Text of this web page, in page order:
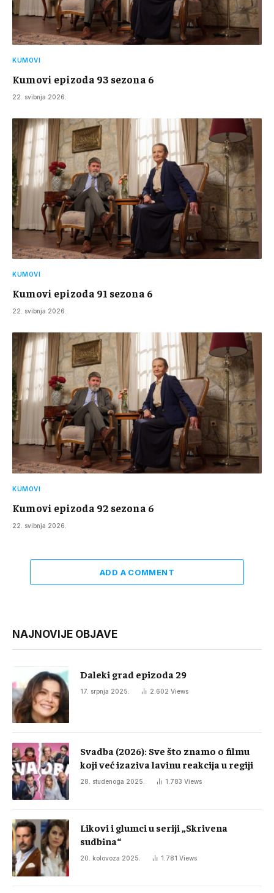
KUMOVI
Kumovi epizoda 93 sezona 6
22. svibnja 2026.
KUMOVI
Kumovi epizoda 91 sezona 6
22. svibnja 2026.
KUMOVI
Kumovi epizoda 92 sezona 6
22. svibnja 2026.
ADD A COMMENT
NAJNOVIJE OBJAVE
Daleki grad epizoda 29
17. srpnja 2025. 2.602 Views
Svadba (2026): Sve što znamo o filmu
koji već izaziva lavinu reakcija u regiji
28. studenoga 2025. 1.783 Views
Likovi i glumci u seriji „Skrivena
sudbina“
20. kolovoza 2025. 1.781 Views